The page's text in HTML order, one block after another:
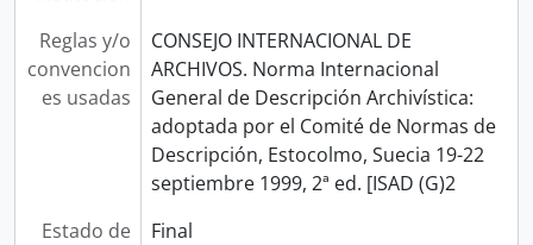
Reglas y/o
convencion
es usadas
CONSEJO INTERNACIONAL DE
ARCHIVOS. Norma Internacional
General de Descripción Archivística:
adoptada por el Comité de Normas de
Descripción, Estocolmo, Suecia 19-22
septiembre 1999, 2ª ed. [ISAD (G)2
Estado de
Final